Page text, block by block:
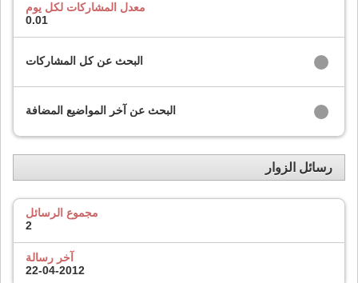
معدل المشاركات لكل يوم
0.01
البحث عن كل المشاركات
البحث عن آخر المواضيع المضافة
رسائل الزوار
مجموع الرسائل
2
آخر رسالة
22-04-2012